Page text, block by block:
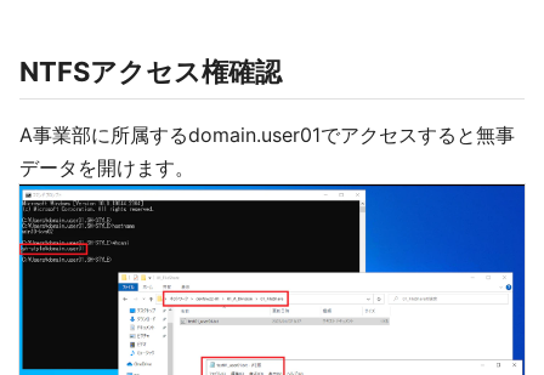
NTFSアクセス権確認
A事業部に所属するdomain.user01でアクセスすると無事
データを開けます。